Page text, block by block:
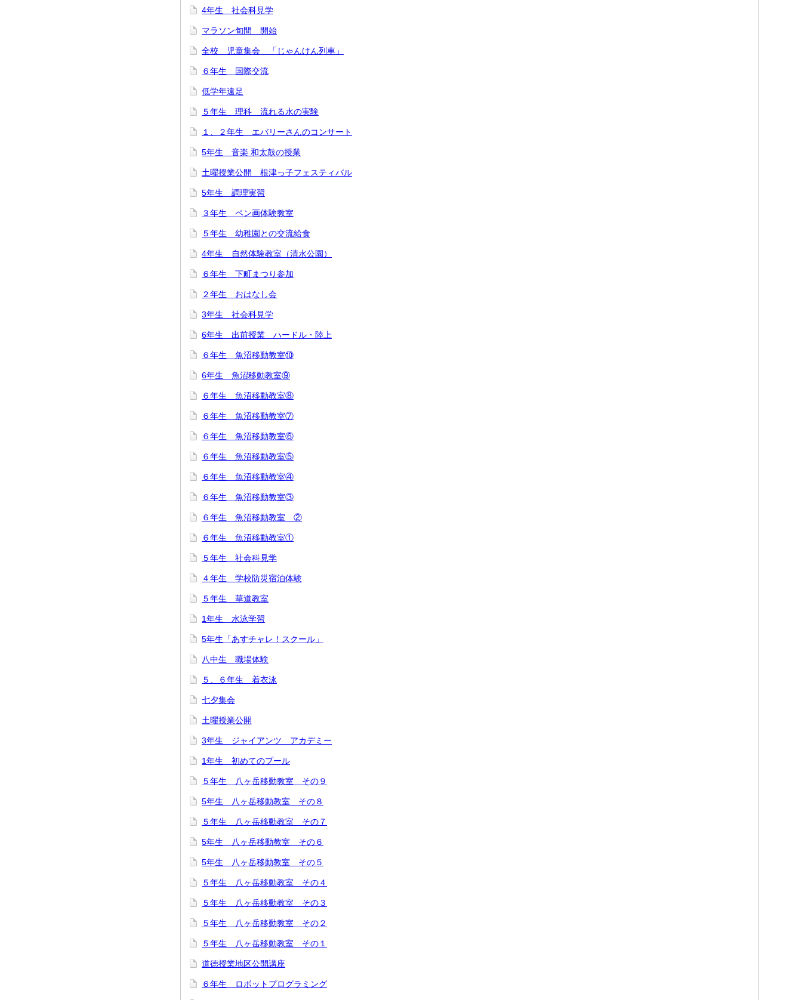
4年生 社会科見学
マラソン旬間 開始
全校 児童集会 「じゃんけん列車」
６年生 国際交流
低学年遠足
５年生 理科 流れる水の実験
１、２年生 エバリーさんのコンサート
5年生 音楽 和太鼓の授業
土曜授業公開 根津っ子フェスティバル
5年生 調理実習
３年生 ペン画体験教室
５年生 幼稚園との交流給食
4年生 自然体験教室（清水公園）
６年生 下町まつり参加
２年生 おはなし会
3年生 社会科見学
6年生 出前授業 ハードル・陸上
６年生 魚沼移動教室⑩
6年生 魚沼移動教室⑨
６年生 魚沼移動教室⑧
６年生 魚沼移動教室⑦
６年生 魚沼移動教室⑥
６年生 魚沼移動教室⑤
６年生 魚沼移動教室④
６年生 魚沼移動教室③
６年生 魚沼移動教室 ②
６年生 魚沼移動教室①
５年生 社会科見学
４年生 学校防災宿泊体験
５年生 華道教室
1年生 水泳学習
5年生「あすチャレ！スクール」
八中生 職場体験
５、６年生 着衣泳
七夕集会
土曜授業公開
3年生 ジャイアンツ アカデミー
1年生 初めてのプール
５年生 八ヶ岳移動教室 その９
5年生 八ヶ岳移動教室 その８
５年生 八ヶ岳移動教室 その７
5年生 八ヶ岳移動教室 その６
5年生 八ヶ岳移動教室 その５
５年生 八ヶ岳移動教室 その４
５年生 八ヶ岳移動教室 その３
５年生 八ヶ岳移動教室 その２
５年生 八ヶ岳移動教室 その１
道徳授業地区公開講座
６年生 ロボットプログラミング